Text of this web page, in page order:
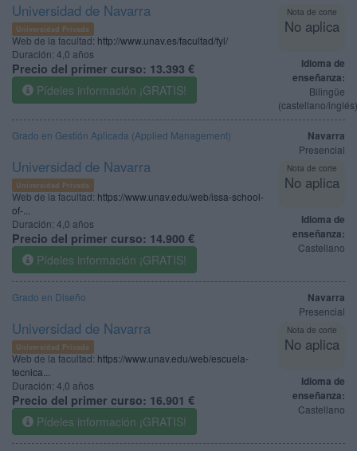
Nota de corte
No aplica
Idioma de
enseñanza:
Bilingüe
(castellano/
Universidad de Navarra
Universidad Privada
Web de la facultad: http://www.unav.es/facultad/fyl/
Duración: 4,0 años
Precio del primer curso: 13.393 €
Pídeles información ¡GRATIS!
Navarra
Presencial
Nota de corte
No aplica
Idioma de
enseñanza:
Castellano
Grado en Gestión Aplicada (Applied Management)
Universidad de Navarra
Universidad Privada
Web de la facultad: https://www.unav.edu/web/issa-school-
of-...
Duración: 4,0 años
Precio del primer curso: 14.900 €
Pídeles información ¡GRATIS!
Navarra
Presencial
Nota de corte
No aplica
Idioma de
enseñanza:
Castellano
Grado en Diseño
Universidad de Navarra
Universidad Privada
Web de la facultad: https://www.unav.edu/web/escuela-
tecnica...
Duración: 4,0 años
Precio del primer curso: 16.901 €
Pídeles información ¡GRATIS!